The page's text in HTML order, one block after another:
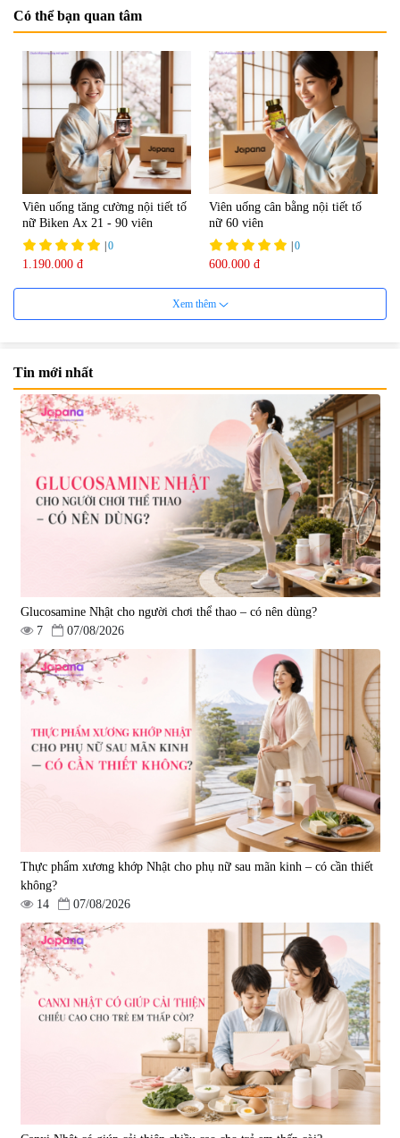
Có thể bạn quan tâm
Viên uống tăng cường nội tiết tố
nữ Biken Ax 21 - 90 viên
|0
1.190.000 đ
Viên uống cân bằng nội tiết tố
nữ 60 viên
|0
600.000 đ
Viên uống cải thiện nội tiết tố nữ
60 viên
|10.560
739.350 đ 795.000 đ
Viên uống hỗ trợ dưỡng thận và
sinh lý nam Waki Kidney &
Men`s 180 viên - Date 09/2027
|4.899
1.850.000 đ
Viên uống hỗ trợ tăng cường
sinh lý nam Testosterone Welson
| 10.400
739.350 đ 795.000 đ
Viên uống đông trùng hạ thảo hỗ
trợ tăng cường sinh lực
Tohchukasou Premium Yo
Group 180 viên - Date 08/2027
33.654
2.500.000 đ
Combo 2 Viên uống tăng cường
sinh lực nam giới Smart Power
120 viên
3.160.000 đ
Xem thêm
Tin mới nhất
Glucosamine Nhật cho người chơi thể thao – có nên dùng?
7
07/08/2026
Thực phẩm xương khớp Nhật cho phụ nữ sau mãn kinh – có cần thiết
không?
14
07/08/2026